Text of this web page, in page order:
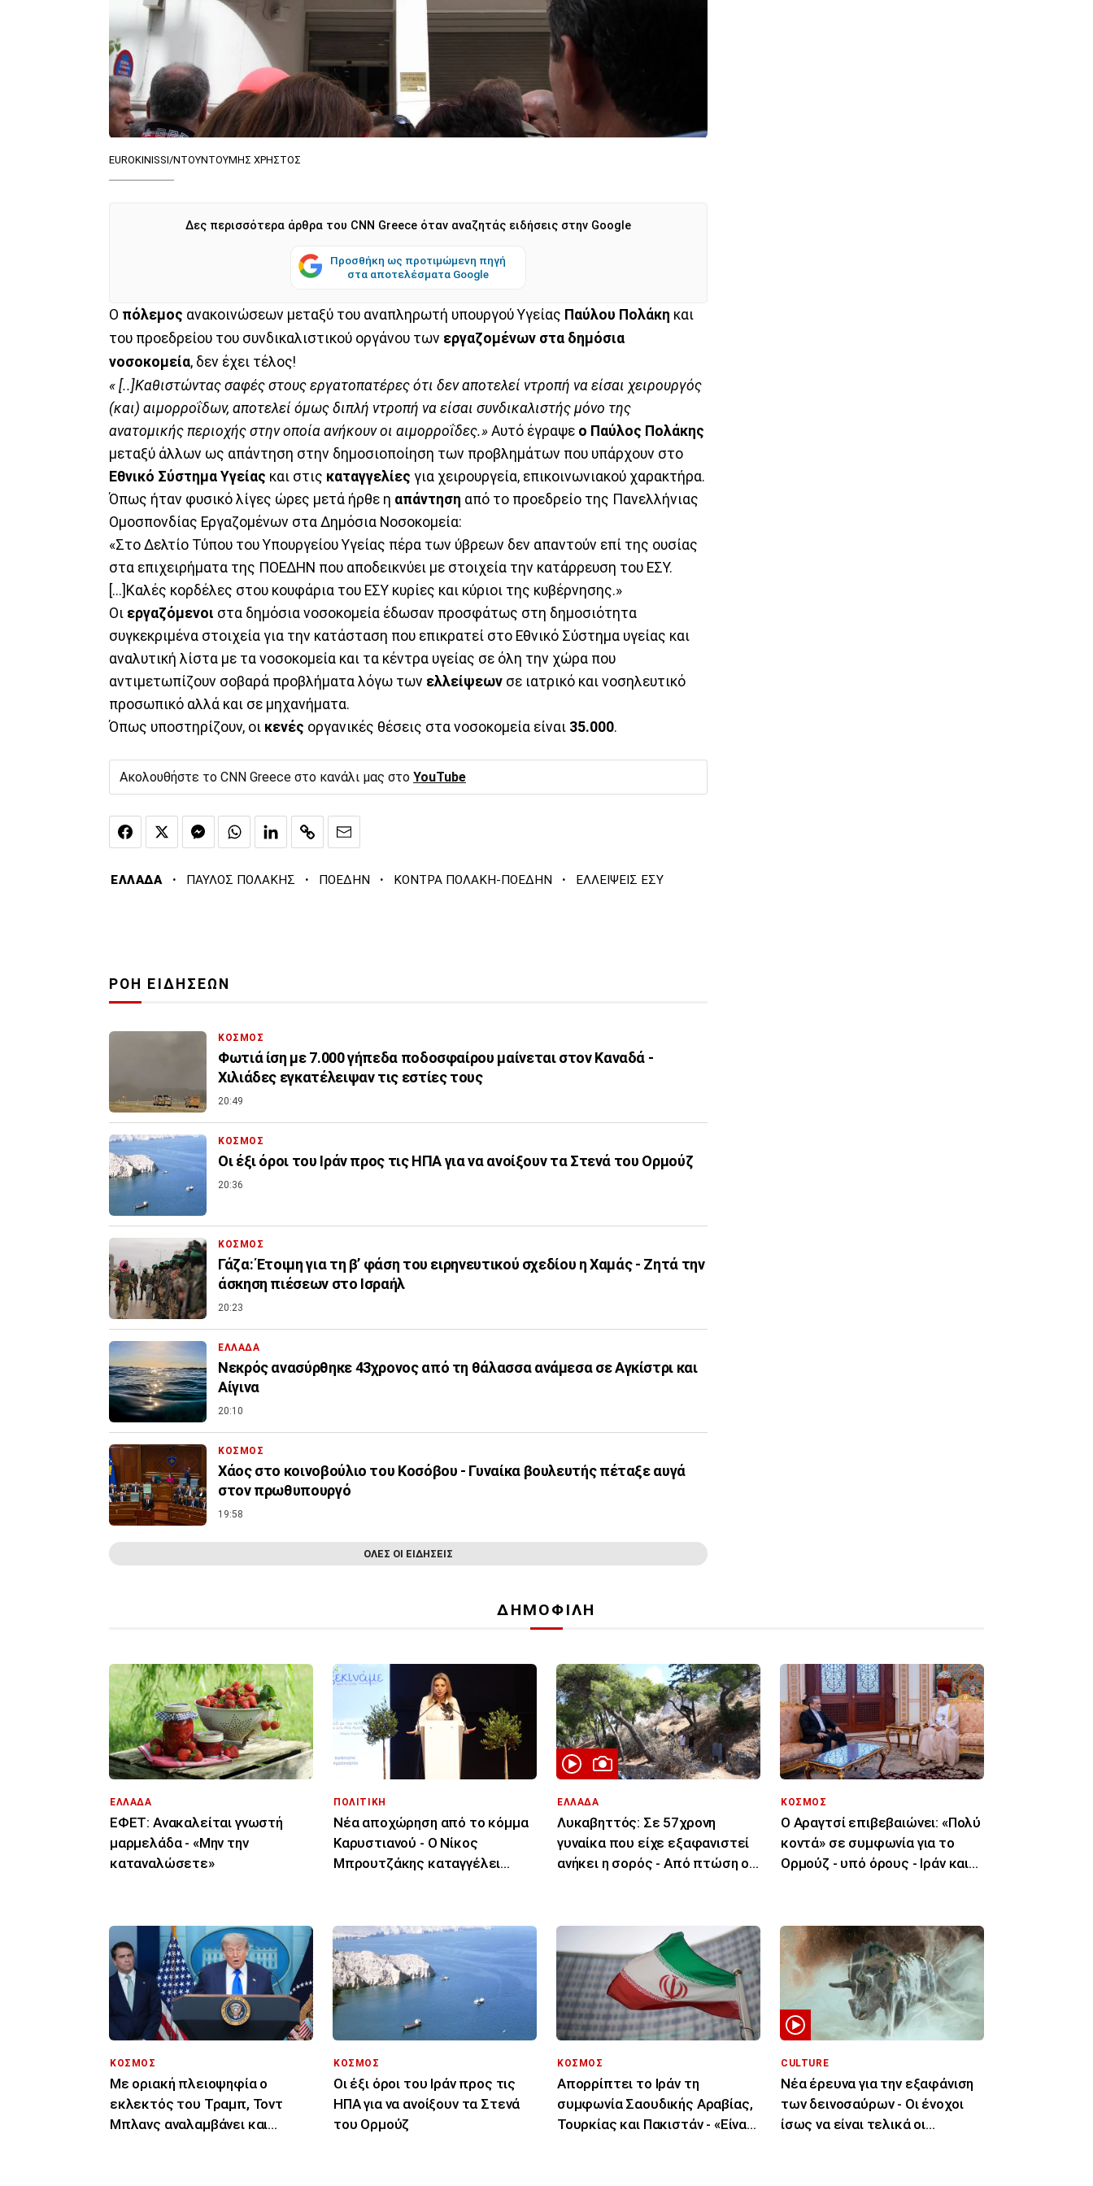
EUROKINISSI/ΝΤΟΥΝΤΟΥΜΗΣ ΧΡΗΣΤΟΣ
Δες περισσότερα άρθρα του CNN Greece όταν αναζητάς ειδήσεις στην Google
Προσθήκη ως προτιμώμενη πηγή
στα αποτελέσματα Google
Ο πόλεμος ανακοινώσεων μεταξύ του αναπληρωτή υπουργού Υγείας Παύλου Πολάκη και
του προεδρείου του συνδικαλιστικού οργάνου των εργαζομένων στα δημόσια
νοσοκομεία, δεν έχει τέλος!
« [..]Kαθιστώντας σαφές στους εργατοπατέρες ότι δεν αποτελεί ντροπή να είσαι χειρουργός
(και) αιμορροΐδων, αποτελεί όμως διπλή ντροπή να είσαι συνδικαλιστής μόνο της
ανατομικής περιοχής στην οποία ανήκουν οι αιμορροΐδες.» Αυτό έγραψε ο Παύλος Πολάκης
μεταξύ άλλων ως απάντηση στην δημοσιοποίηση των προβλημάτων που υπάρχουν στο
Εθνικό Σύστημα Υγείας και στις καταγγελίες για χειρουργεία, επικοινωνιακού χαρακτήρα.
Όπως ήταν φυσικό λίγες ώρες μετά ήρθε η απάντηση από το προεδρείο της Πανελλήνιας
Ομοσπονδίας Εργαζομένων στα Δημόσια Νοσοκομεία:
«Στο Δελτίο Τύπου του Υπουργείου Υγείας πέρα των ύβρεων δεν απαντούν επί της ουσίας
στα επιχειρήματα της ΠΟΕΔΗΝ που αποδεικνύει με στοιχεία την κατάρρευση του ΕΣΥ.
[...]Καλές κορδέλες στου κουφάρια του ΕΣΥ κυρίες και κύριοι της κυβέρνησης.»
Οι εργαζόμενοι στα δημόσια νοσοκομεία έδωσαν προσφάτως στη δημοσιότητα
συγκεκριμένα στοιχεία για την κατάσταση που επικρατεί στο Εθνικό Σύστημα υγείας και
αναλυτική λίστα με τα νοσοκομεία και τα κέντρα υγείας σε όλη την χώρα που
αντιμετωπίζουν σοβαρά προβλήματα λόγω των ελλείψεων σε ιατρικό και νοσηλευτικό
προσωπικό αλλά και σε μηχανήματα.
Όπως υποστηρίζουν, οι κενές οργανικές θέσεις στα νοσοκομεία είναι 35.000.
Ακολουθήστε το CNN Greece στο κανάλι μας στο YouTube
ΕΛΛΑΔΑ · ΠΑΥΛΟΣ ΠΟΛΑΚΗΣ · ΠΟΕΔΗΝ · ΚΟΝΤΡΑ ΠΟΛΑΚΗ-ΠΟΕΔΗΝ · ΕΛΛΕΙΨΕΙΣ ΕΣΥ
ΡΟΗ ΕΙΔΗΣΕΩΝ
ΚΟΣΜΟΣ
Φωτιά ίση με 7.000 γήπεδα ποδοσφαίρου μαίνεται στον Καναδά -
Χιλιάδες εγκατέλειψαν τις εστίες τους
20:49
ΚΟΣΜΟΣ
Οι έξι όροι του Ιράν προς τις ΗΠΑ για να ανοίξουν τα Στενά του Ορμούζ
20:36
ΚΟΣΜΟΣ
Γάζα: Έτοιμη για τη β’ φάση του ειρηνευτικού σχεδίου η Χαμάς - Ζητά την
άσκηση πιέσεων στο Ισραήλ
20:23
ΕΛΛΑΔΑ
Νεκρός ανασύρθηκε 43χρονος από τη θάλασσα ανάμεσα σε Αγκίστρι και
Αίγινα
20:10
ΚΟΣΜΟΣ
Χάος στο κοινοβούλιο του Κοσόβου - Γυναίκα βουλευτής πέταξε αυγά
στον πρωθυπουργό
19:58
ΟΛΕΣ ΟΙ ΕΙΔΗΣΕΙΣ
ΔΗΜΟΦΙΛΗ
ΕΛΛΑΔΑ
ΕΦΕΤ: Ανακαλείται γνωστή
μαρμελάδα - «Μην την
καταναλώσετε»
ΠΟΛΙΤΙΚΗ
Νέα αποχώρηση από το κόμμα
Καρυστιανού - Ο Νίκος
Μπρουτζάκης καταγγέλει
ΕΛΛΑΔΑ
Λυκαβηττός: Σε 57χρονη
γυναίκα που είχε εξαφανιστεί
ανήκει η σορός - Από πτώση ο
ΚΟΣΜΟΣ
Ο Αραγτσί επιβεβαιώνει: «Πολύ
κοντά» σε συμφωνία για το
Ορμούζ - υπό όρους - Ιράν και
ΚΟΣΜΟΣ
Με οριακή πλειοψηφία ο
εκλεκτός του Τραμπ, Τοντ
Μπλανς αναλαμβάνει και
ΚΟΣΜΟΣ
Οι έξι όροι του Ιράν προς τις
ΗΠΑ για να ανοίξουν τα Στενά
του Ορμούζ
ΚΟΣΜΟΣ
Απορρίπτει το Ιράν τη
συμφωνία Σαουδικής Αραβίας,
Τουρκίας και Πακιστάν - «Είναι
CULTURE
Νέα έρευνα για την εξαφάνιση
των δεινοσαύρων - Οι ένοχοι
ίσως να είναι τελικά οι